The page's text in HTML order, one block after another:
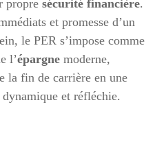
propresécurité financière.
et promesse d’un
le PER s’impose comme
l’épargne moderne,
la fin de carrière en une
et réfléchie.